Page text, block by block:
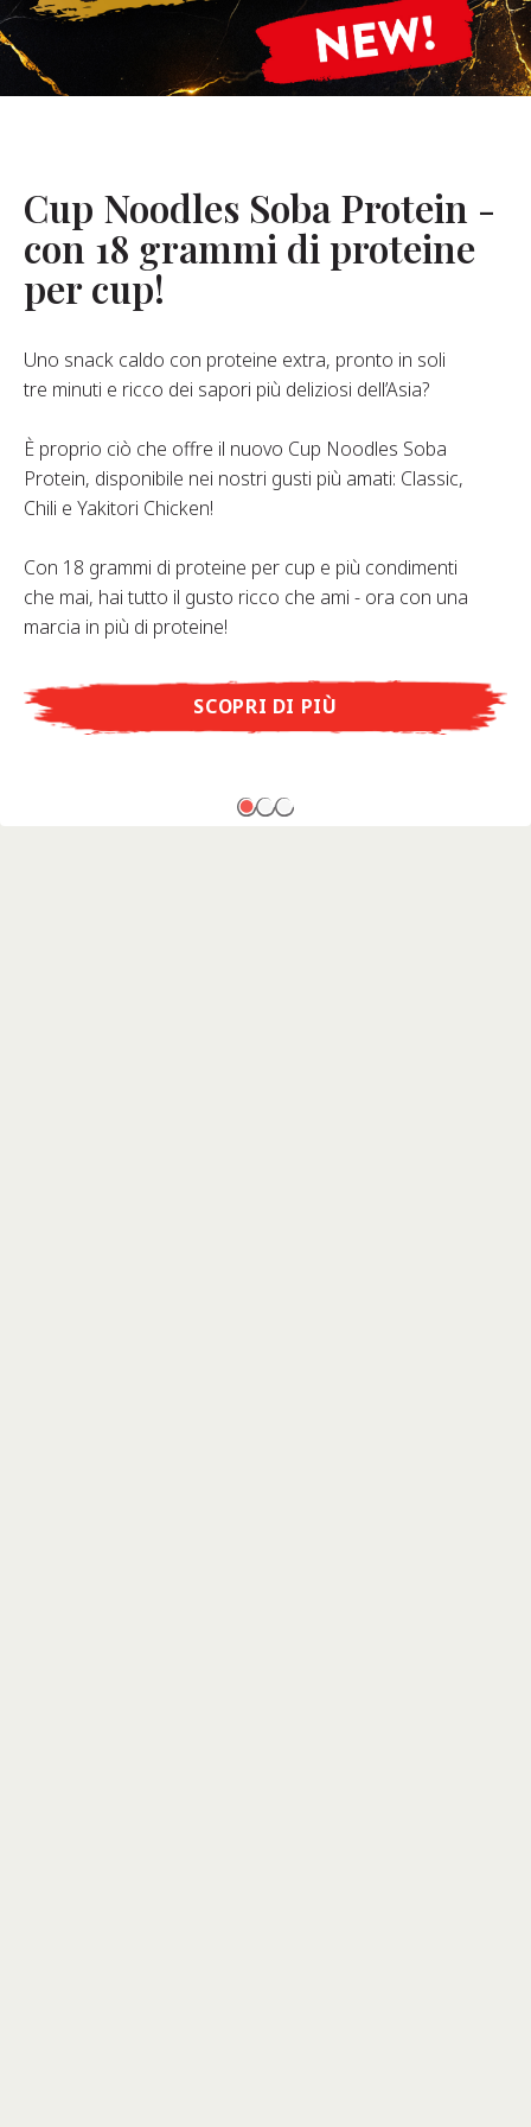
Siamo
Fondatore
Cup Noodles Soba Protein -
con 18 grammi di proteine
per cup!
Uno snack caldo con proteine extra, pronto in soli
tre minuti e ricco dei sapori più deliziosi dell’Asia?
È proprio ciò che offre il nuovo Cup Noodles Soba
Protein, disponibile nei nostri gusti più amati: Classic,
Chili e Yakitori Chicken!
Con 18 grammi di proteine per cup e più condimenti
che mai, hai tutto il gusto ricco che ami - ora con una
marcia in più di proteine!
SCOPRI DI PIÙ